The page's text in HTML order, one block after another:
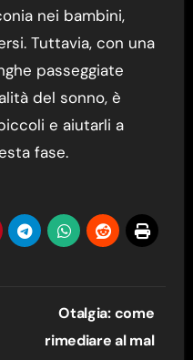
nei bambini,
Tuttavia, con una
passeggiate
del sonno, è
e aiutarli a
fase.
Otalgia: come
rimediare al mal